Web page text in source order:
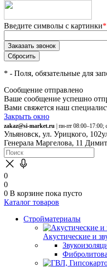
Введите символы с картинки*
* - Поля, обязательные для
Сообщение отправлено
Ваше сообщение успешно
Вами свяжется наш
Закрыть окно
zakaz@si-market.ru | пн-пт
Ульяновск, ул. Урицкого, 102
Генерала Маргелова, 11
0
0
0 В корзине пока пусто
Каталог товаров
Стройматериалы
Акустические и